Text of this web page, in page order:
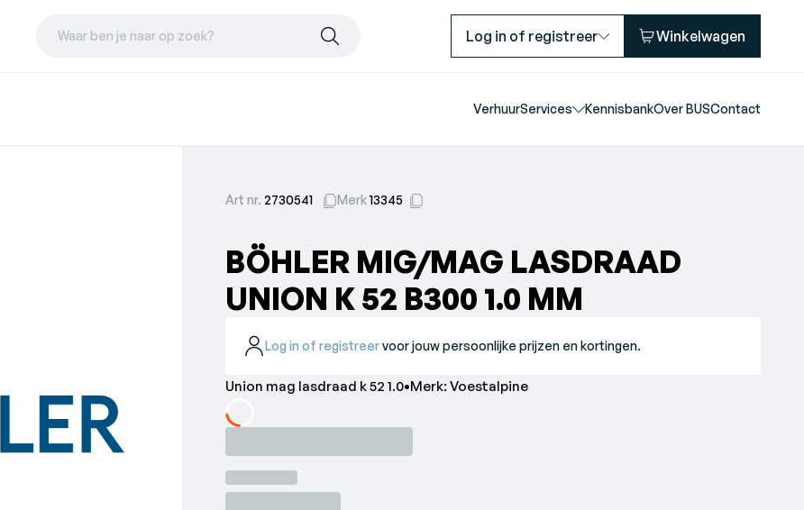
Waar ben je naar op zoek? Log in of registreer Winkelwagen
VerhuurServices KennisbankOver BUSContact
Art nr.2730541 Merk13345
BÖHLER MIG/MAG LASDRAAD
UNION K 52 B300 1.0 MM
Log in of registreervoor jouw persoonlijke prijzen en kortingen.
Union mag lasdraad k 52 1.0•Merk: Voestalpine